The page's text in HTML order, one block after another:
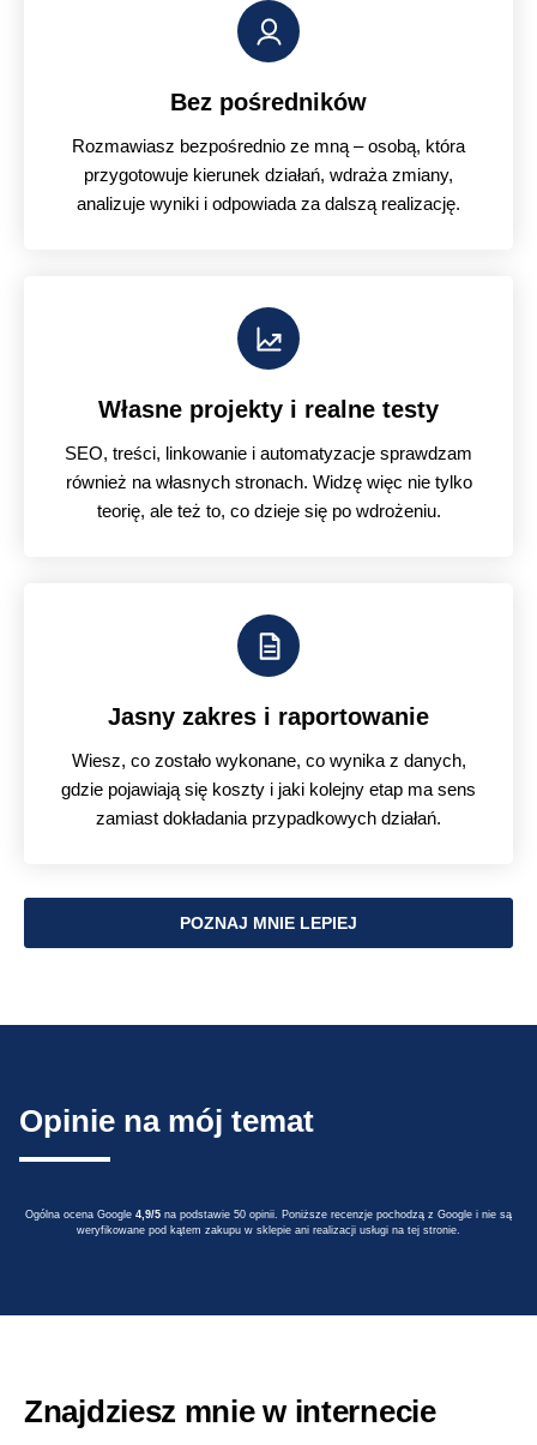
Bez pośredników
Rozmawiasz bezpośrednio ze mną – osobą, która
przygotowuje kierunek działań, wdraża zmiany,
analizuje wyniki i odpowiada za dalszą realizację.
Własne projekty i realne testy
SEO, treści, linkowanie i automatyzacje sprawdzam
również na własnych stronach. Widzę więc nie tylko
teorię, ale też to, co dzieje się po wdrożeniu.
Jasny zakres i raportowanie
Wiesz, co zostało wykonane, co wynika z danych,
gdzie pojawiają się koszty i jaki kolejny etap ma sens
zamiast dokładania przypadkowych działań.
POZNAJ MNIE LEPIEJ
Opinie na mój temat
Ogólna ocena Google 4,9/5 na podstawie 50 opinii. Poniższe recenzje pochodzą z Google i nie są
weryfikowane pod kątem zakupu w sklepie ani realizacji usługi na tej stronie.
Znajdziesz mnie w internecie